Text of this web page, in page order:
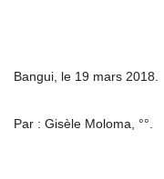
Bangui, le 19 mars 2018.
Par : Gisèle Moloma, °°.